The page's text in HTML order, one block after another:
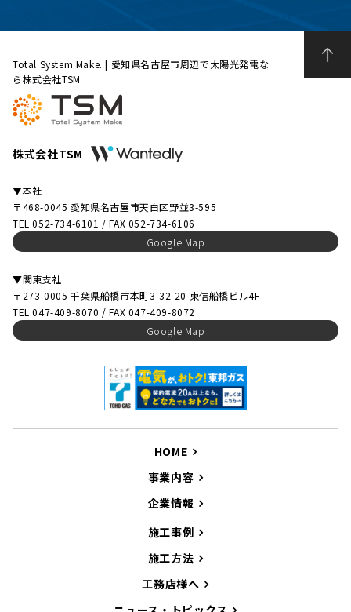
Total System Make. | 愛知県名古屋市周辺で太陽光発電な
ら株式会社TSM
株式会社TSM
▼本社
〒468-0045 愛知県名古屋市天白区野並3-595
TEL 052-734-6101 / FAX 052-734-6106
Google Map
▼関東支社
〒273-0005 千葉県船橋市本町3-32-20 東信船橋ビル4F
TEL 047-409-8070 / FAX 047-409-8072
Google Map
HOME
事業内容
企業情報
施工事例
施工方法
工務店様へ